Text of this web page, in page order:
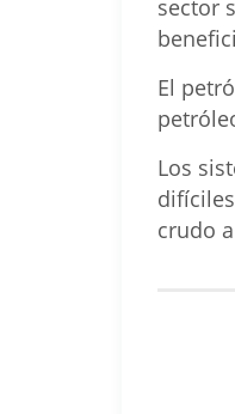
sector
El
Los
crudo